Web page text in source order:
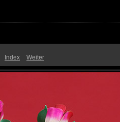
Index Weiter